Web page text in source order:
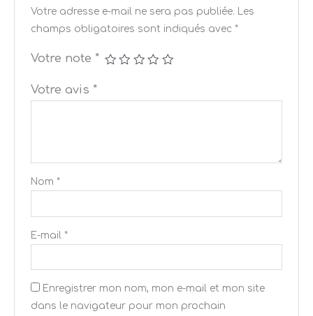
Votre adresse e-mail ne sera pas publiée. Les
champs obligatoires sont indiqués avec *
Votre note *
Votre avis *
Nom *
E-mail *
Enregistrer mon nom, mon e-mail et mon site
dans le navigateur pour mon prochain